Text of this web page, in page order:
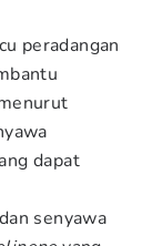
peradangan
dapat
senyawa